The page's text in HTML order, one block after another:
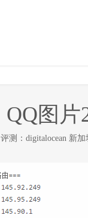
QQ图片
评测：digitalocean 新